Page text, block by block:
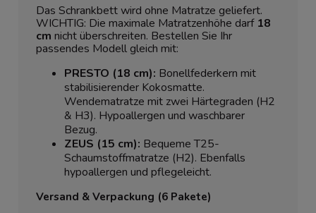
Das Schrankbett wird ohne Matratze geliefert.
WICHTIG: Die maximale Matratzenhöhe darf 18
cm nicht überschreiten. Bestellen Sie Ihr
passendes Modell gleich mit:
PRESTO (18 cm): Bonellfederkern mit
stabilisierender Kokosmatte.
Wendematratze mit zwei Härtegraden (H2
& H3). Hypoallergen und waschbarer
Bezug.
ZEUS (15 cm): Bequeme T25-
Schaumstoffmatratze (H2). Ebenfalls
hypoallergen und pflegeleicht.
Versand & Verpackung (6 Pakete)